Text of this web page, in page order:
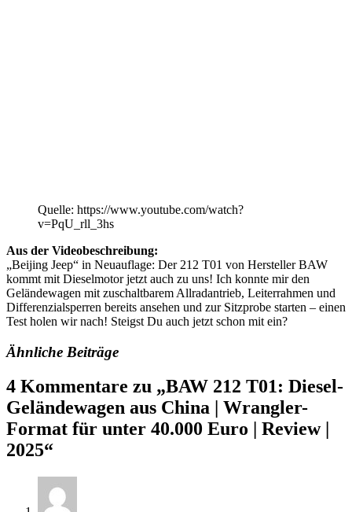
Quelle: https://www.youtube.com/watch?
v=PqU_rll_3hs
Aus der Videobeschreibung:
„Beijing Jeep“ in Neuauflage: Der 212 T01 von Hersteller BAW
kommt mit Dieselmotor jetzt auch zu uns! Ich konnte mir den
Geländewagen mit zuschaltbarem Allradantrieb, Leiterrahmen und
Differenzialsperren bereits ansehen und zur Sitzprobe starten – einen
Test holen wir nach! Steigst Du auch jetzt schon mit ein?
Ähnliche Beiträge
4 Kommentare zu „BAW 212 T01: Diesel-
Geländewagen aus China | Wrangler-
Format für unter 40.000 Euro | Review |
2025“